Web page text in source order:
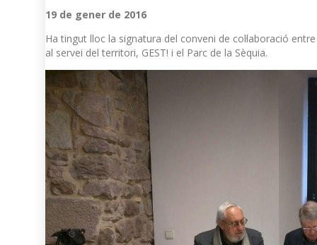
19 de gener de 2016
Ha tingut lloc la signatura del conveni de col·laboració
al servei del territori, GEST! i el Parc de la Sèquia.